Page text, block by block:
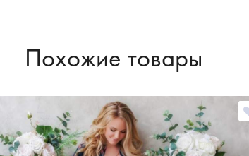
Похожие товары